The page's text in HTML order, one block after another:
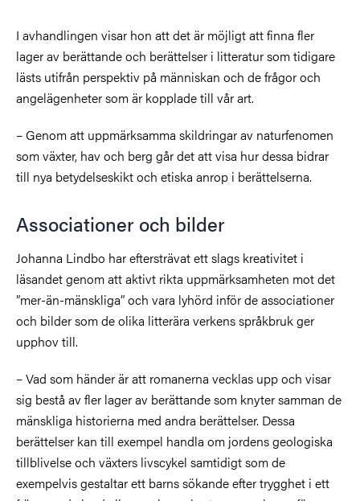
I avhandlingen visar hon att det är möjligt att finna fler
lager av berättande och berättelser i litteratur som tidigare
lästs utifrån perspektiv på människan och de frågor och
angelägenheter som är kopplade till vår art.
– Genom att uppmärksamma skildringar av naturfenomen
som växter, hav och berg går det att visa hur dessa bidrar
till nya betydelseskikt och etiska anrop i berättelserna.
Associationer och bilder
Johanna Lindbo har eftersträvat ett slags kreativitet i
läsandet genom att aktivt rikta uppmärksamheten mot det
”mer-än-mänskliga” och vara lyhörd inför de associationer
och bilder som de olika litterära verkens språkbruk ger
upphov till.
– Vad som händer är att romanerna vecklas upp och visar
sig bestå av fler lager av berättande som knyter samman de
mänskliga historierna med andra berättelser. Dessa
berättelser kan till exempel handla om jordens geologiska
tillblivelse och växters livscykel samtidigt som de
exempelvis gestaltar ett barns sökande efter trygghet i ett